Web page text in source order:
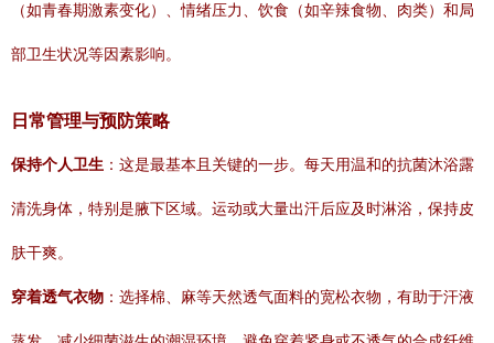
（如青春期激素变化）、情绪压力、饮食（如辛辣食物、肉类）和局
部卫生状况等因素影响。
日常管理与预防策略
保持个人卫生 ：这是最基本且关键的一步。每天用温和的抗菌沐浴露
清洗身体，特别是腋下区域。运动或大量出汗后应及时淋浴，保持皮
肤干爽。
穿着透气衣物 ：选择棉、麻等天然透气面料的宽松衣物，有助于汗液